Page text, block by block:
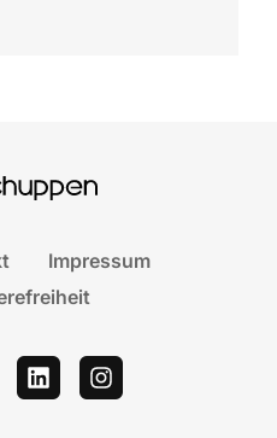
Impressum
linkedininstagram